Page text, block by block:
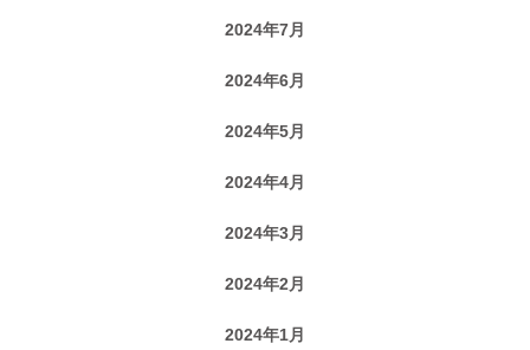
2024年7月
2024年6月
2024年5月
2024年4月
2024年3月
2024年2月
2024年1月